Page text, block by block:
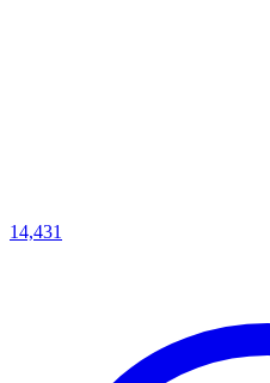
14,431